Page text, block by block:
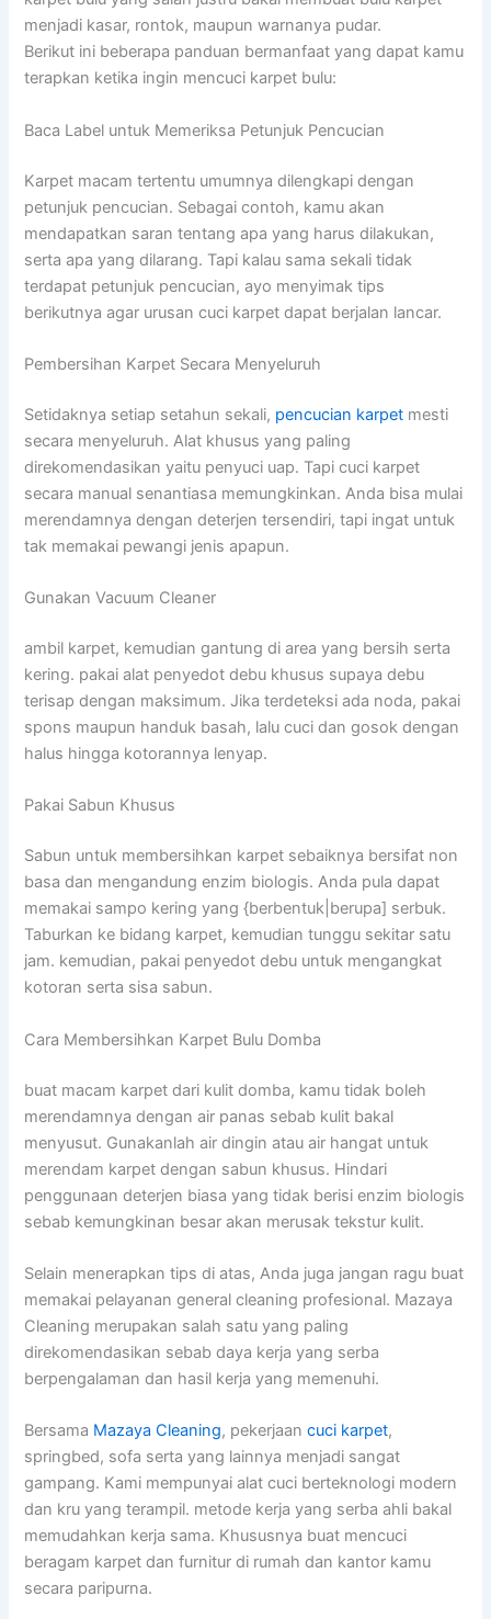
menjadi kasar, rontok, maupun warnanya pudar.
Berikut ini beberapa panduan bermanfaat yang dapat kamu
terapkan ketika ingin mencuci karpet bulu:
Baca Label untuk Memeriksa Petunjuk Pencucian
Karpet macam tertentu umumnya dilengkapi dengan
petunjuk pencucian. Sebagai contoh, kamu akan
mendapatkan saran tentang apa yang harus dilakukan,
serta apa yang dilarang. Tapi kalau sama sekali tidak
terdapat petunjuk pencucian, ayo menyimak tips
berikutnya agar urusan cuci karpet dapat berjalan lancar.
Pembersihan Karpet Secara Menyeluruh
Setidaknya setiap setahun sekali, pencucian karpet mesti
secara menyeluruh. Alat khusus yang paling
direkomendasikan yaitu penyuci uap. Tapi cuci karpet
secara manual senantiasa memungkinkan. Anda bisa mulai
merendamnya dengan deterjen tersendiri, tapi ingat untuk
tak memakai pewangi jenis apapun.
Gunakan Vacuum Cleaner
ambil karpet, kemudian gantung di area yang bersih serta
kering. pakai alat penyedot debu khusus supaya debu
terisap dengan maksimum. Jika terdeteksi ada noda, pakai
spons maupun handuk basah, lalu cuci dan gosok dengan
halus hingga kotorannya lenyap.
Pakai Sabun Khusus
Sabun untuk membersihkan karpet sebaiknya bersifat non
basa dan mengandung enzim biologis. Anda pula dapat
memakai sampo kering yang {berbentuk|berupa] serbuk.
Taburkan ke bidang karpet, kemudian tunggu sekitar satu
jam. kemudian, pakai penyedot debu untuk mengangkat
kotoran serta sisa sabun.
Cara Membersihkan Karpet Bulu Domba
buat macam karpet dari kulit domba, kamu tidak boleh
merendamnya dengan air panas sebab kulit bakal
menyusut. Gunakanlah air dingin atau air hangat untuk
merendam karpet dengan sabun khusus. Hindari
penggunaan deterjen biasa yang tidak berisi enzim biologis
sebab kemungkinan besar akan merusak tekstur kulit.
Selain menerapkan tips di atas, Anda juga jangan ragu buat
memakai pelayanan general cleaning profesional. Mazaya
Cleaning merupakan salah satu yang paling
direkomendasikan sebab daya kerja yang serba
berpengalaman dan hasil kerja yang memenuhi.
Bersama Mazaya Cleaning, pekerjaancuci karpet,
springbed, sofa serta yang lainnya menjadi sangat
gampang. Kami mempunyai alat cuci berteknologi modern
dan kru yang terampil. metode kerja yang serba ahli bakal
memudahkan kerja sama. Khususnya buat mencuci
beragam karpet dan furnitur di rumah dan kantor kamu
secara paripurna.